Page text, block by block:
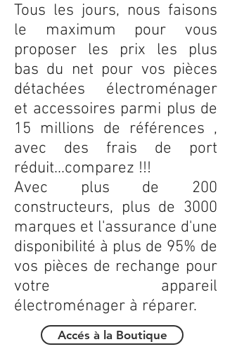
Tous les jours, nous faisons
le maximum pour vous
proposer les prix les plus
bas du net pour vos pièces
détachées électroménager
et accessoires parmi plus de
15 millions de références ,
avec des frais de port
réduit...comparez !!!
Avec plus de 200
constructeurs, plus de 3000
marques et l'assurance d'une
disponibilité à plus de 95% de
vos pièces de rechange pour
votre appareil
électroménager à réparer.
Accés à la Boutique